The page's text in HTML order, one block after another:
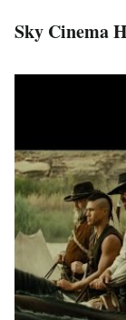
Sky Cinema